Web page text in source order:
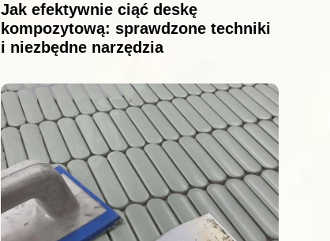
Jak efektywnie ciąć deskę
kompozytową: sprawdzone techniki
i niezbędne narzędzia